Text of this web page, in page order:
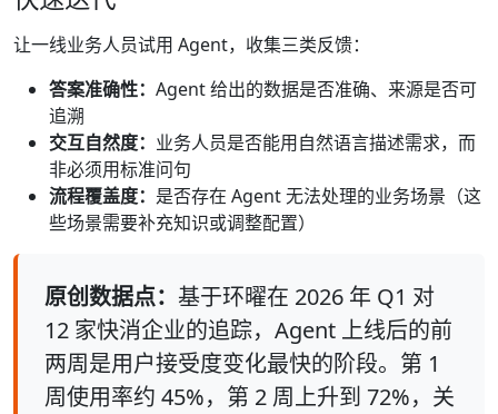
让一线业务人员试用 Agent，收集三类反馈：
答案准确性： Agent 给出的数据是否准确、来源是否可
追溯
交互自然度： 业务人员是否能用自然语言描述需求，而
非必须用标准问句
流程覆盖度： 是否存在 Agent 无法处理的业务场景（这
些场景需要补充知识或调整配置）
原创数据点： 基于环曜在 2026 年 Q1 对
12 家快消企业的追踪，Agent 上线后的前
两周是用户接受度变化最快的阶段。第 1
周使用率约 45%，第 2 周上升到 72%，关